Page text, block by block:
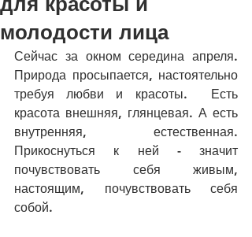
молодости лица
Сейчас за окном середина апреля.
Природа просыпается, настоятельно
требуя любви и красоты.  Есть
красота внешняя, глянцевая. А есть
внутренняя, естественная.
Прикоснуться к ней - значит
почувствовать себя живым,
настоящим, почувствовать себя
собой.